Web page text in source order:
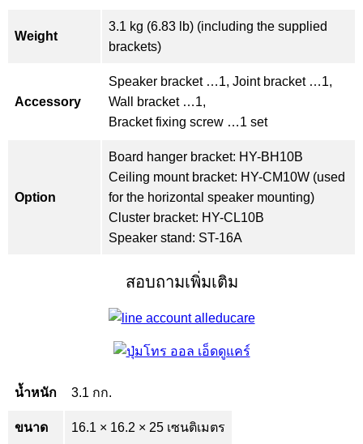
Weight
3.1 kg (6.83 lb) (including the supplied
brackets)
Accessory
Speaker bracket …1, Joint bracket …1,
Wall bracket …1,
Bracket fixing screw …1 set
Option
Board hanger bracket: HY-BH10B
Ceiling mount bracket: HY-CM10W (used
for the horizontal speaker mounting)
Cluster bracket: HY-CL10B
Speaker stand: ST-16A
สอบถามเพิ่มเติม
น้ำหนัก 3.1 กก.
ขนาด 16.1 × 16.2 × 25 เซนติเมตร